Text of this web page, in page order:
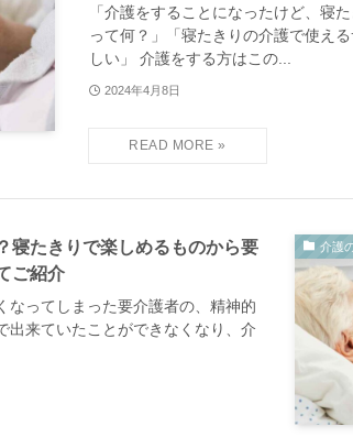
「介護をすることになったけど、寝
って何？」「寝たきりの介護で使え
しい」 介護をする方はこの...
2024年4月8日
介護
寝たきりで楽しめるものから要
ご紹介
なってしまった要介護者の、精神的
出来ていたことができなくなり、介